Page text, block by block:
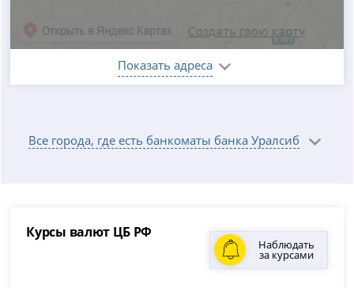
Показать адреса
Все города, где есть банкоматы банка Уралсиб
Курсы валют ЦБ РФ
Наблюдать
за курсами